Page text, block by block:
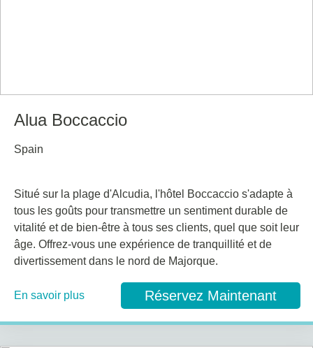
Alua Boccaccio
Spain
Situé sur la plage d'Alcudia, l'hôtel Boccaccio s'adapte à
tous les goûts pour transmettre un sentiment durable de
vitalité et de bien-être à tous ses clients, quel que soit leur
âge. Offrez-vous une expérience de tranquillité et de
divertissement dans le nord de Majorque.
En savoir plus Réservez Maintenant